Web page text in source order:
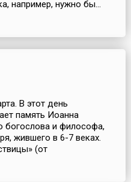
например, нужно бы...
В этот день
память Иоанна
богослова и философа,
жившего в 6-7 веках.
(от